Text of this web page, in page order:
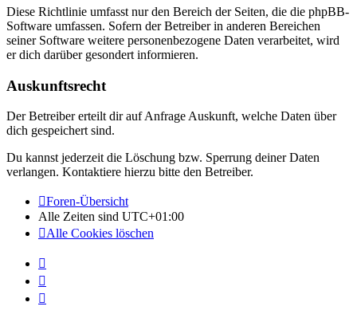
Diese Richtlinie umfasst nur den Bereich der Seiten, die die phpBB-
Software umfassen. Sofern der Betreiber in anderen Bereichen
seiner Software weitere personenbezogene Daten verarbeitet, wird
er dich darüber gesondert informieren.
Auskunftsrecht
Der Betreiber erteilt dir auf Anfrage Auskunft, welche Daten über
dich gespeichert sind.
Du kannst jederzeit die Löschung bzw. Sperrung deiner Daten
verlangen. Kontaktiere hierzu bitte den Betreiber.
Foren-Übersicht
Alle Zeiten sind UTC+01:00
Alle Cookies löschen